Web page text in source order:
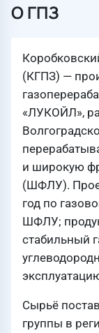
О ГПЗ
(КГПЗ) —
«ЛУКОЙЛ»,
и широкую
(ШФЛУ).
год по
ШФЛУ;
стабильный
Сырьё
группы в